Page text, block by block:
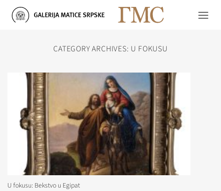
CATEGORY ARCHIVES: U FOKUSU
U fokusu: Bekstvo u Egipat